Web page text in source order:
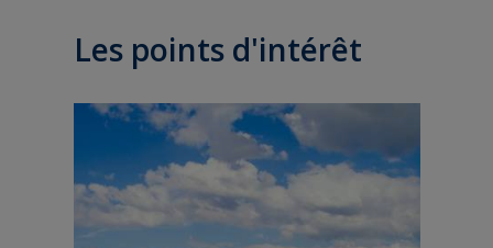
Les points d'intérêt